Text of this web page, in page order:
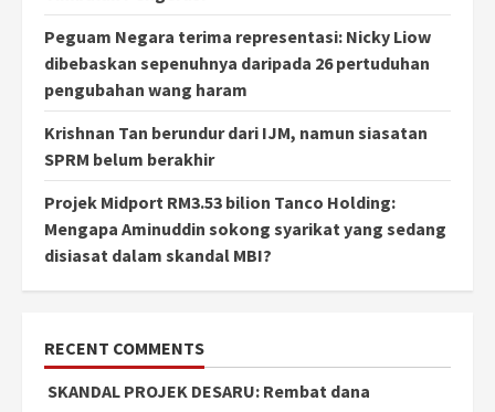
Peguam Negara terima representasi: Nicky Liow
dibebaskan sepenuhnya daripada 26 pertuduhan
pengubahan wang haram
Krishnan Tan berundur dari IJM, namun siasatan
SPRM belum berakhir
Projek Midport RM3.53 bilion Tanco Holding:
Mengapa Aminuddin sokong syarikat yang sedang
disiasat dalam skandal MBI?
RECENT COMMENTS
SKANDAL PROJEK DESARU: Rembat dana